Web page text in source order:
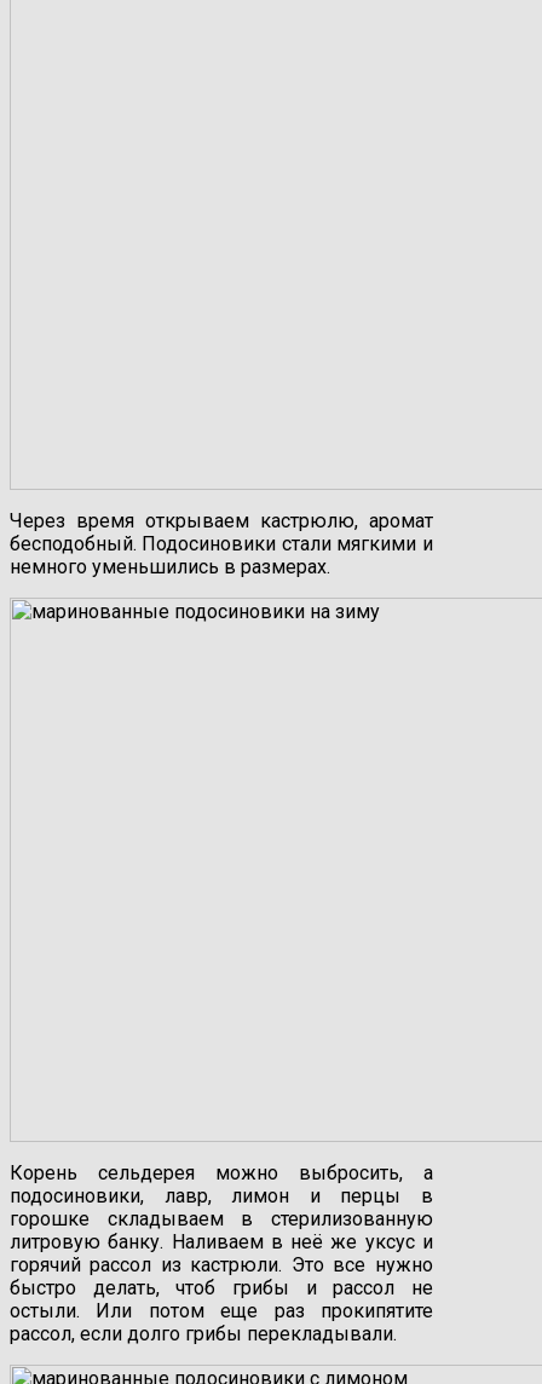
Через время открываем кастрюлю, аромат
бесподобный. Подосиновики стали мягкими и
немного уменьшились в размерах.
Корень сельдерея можно выбросить, а
подосиновики, лавр, лимон и перцы в
горошке складываем в стерилизованную
литровую банку. Наливаем в неё же уксус и
горячий рассол из кастрюли. Это все нужно
быстро делать, чтоб грибы и рассол не
остыли. Или потом еще раз прокипятите
рассол, если долго грибы перекладывали.